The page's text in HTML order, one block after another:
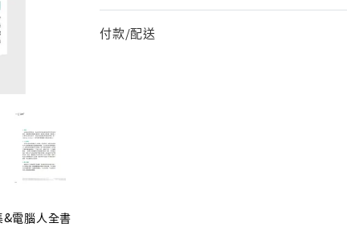
&電腦人全書
付款/配送